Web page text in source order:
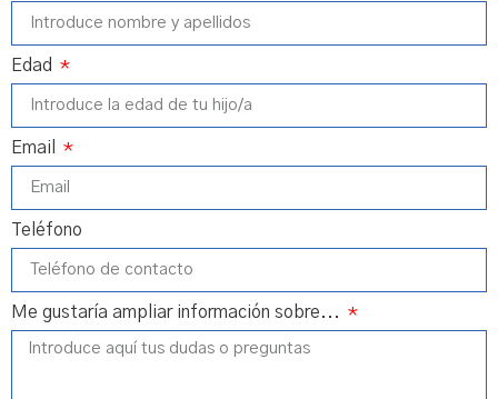
Edad
Email
Teléfono
Me gustaría ampliar información sobre...